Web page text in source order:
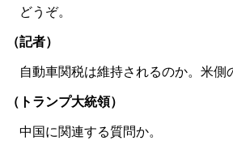
どうぞ。
（記者）
自動車関税は維持されるのか。米側
（トランプ大統領）
中国に関連する質問か。